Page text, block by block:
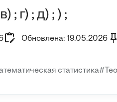
; г) ; д) ; ) ;
Обновлена: 19.05.2026
статистика